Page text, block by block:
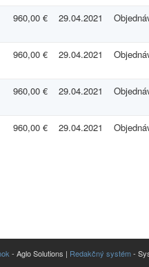
960,00 € 29.04.2021
960,00 € 29.04.2021
960,00 € 29.04.2021
960,00 € 29.04.2021
- Aglo Solutions | Redakčný systém-